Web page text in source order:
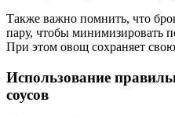
Также важно помнить, что
пару, чтобы минимизировать
При этом овощ сохраняет свою
Использование
соусов